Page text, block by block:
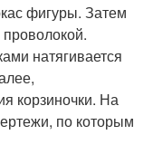
фигуры. Затем
натягивается
корзиночки. На
по которым